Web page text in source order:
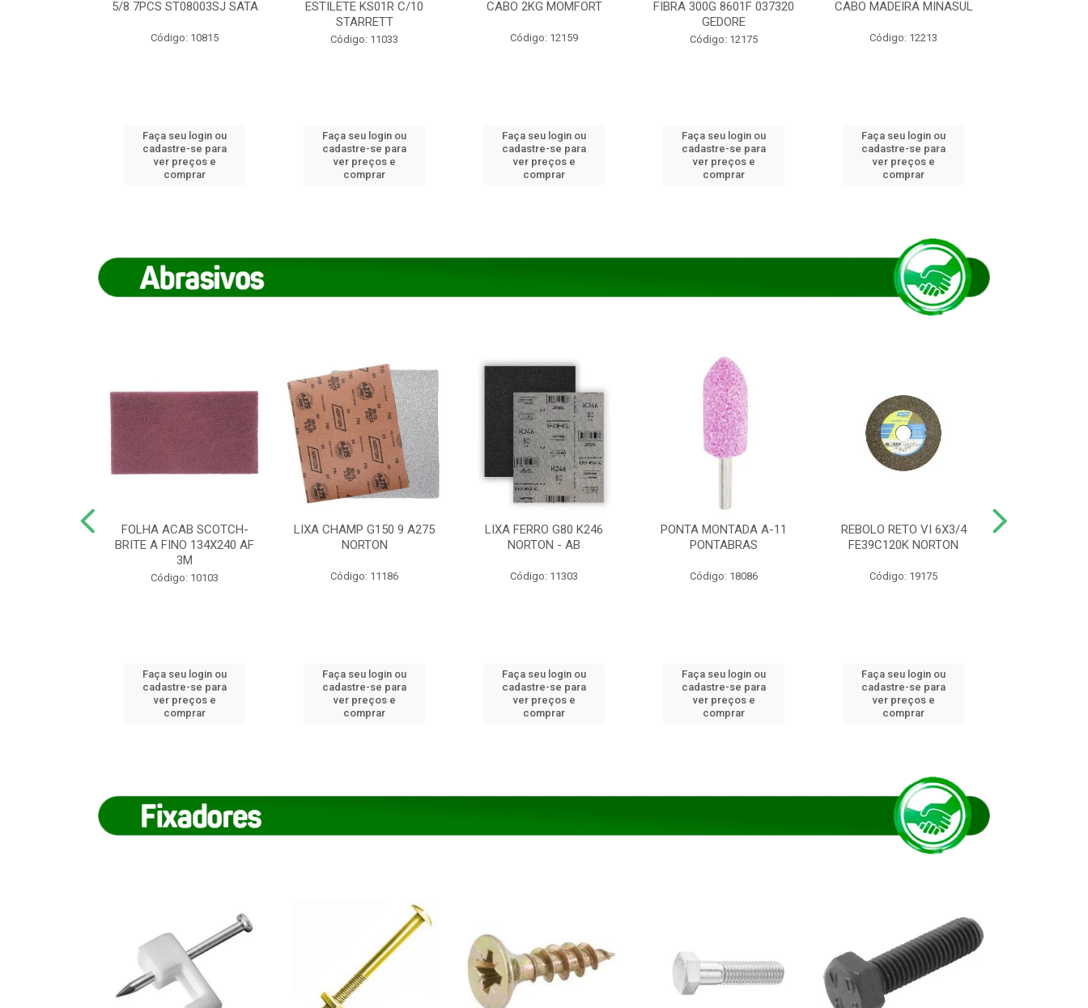
5/8 7PCS ST08003SJ SATA
Código: 10815
Faça seu login ou
cadastre-se para
ver preços e
comprar
ESTILETE KS01R C/10
STARRETT
Código: 11033
Faça seu login ou
cadastre-se para
ver preços e
comprar
CABO 2KG MOMFORT
Código: 12159
Faça seu login ou
cadastre-se para
ver preços e
comprar
FIBRA 300G 8601F 037320
GEDORE
Código: 12175
Faça seu login ou
cadastre-se para
ver preços e
comprar
CABO MADEIRA MINASUL
Código: 12213
Faça seu login ou
cadastre-se para
ver preços e
comprar
FOLHA ACAB SCOTCH-
BRITE A FINO 134X240 AF
3M
Código: 10103
Faça seu login ou
cadastre-se para
ver preços e
comprar
LIXA CHAMP G150 9 A275
NORTON
Código: 11186
Faça seu login ou
cadastre-se para
ver preços e
comprar
LIXA FERRO G80 K246
NORTON - AB
Código: 11303
Faça seu login ou
cadastre-se para
ver preços e
comprar
PONTA MONTADA A-11
PONTABRAS
Código: 18086
Faça seu login ou
cadastre-se para
ver preços e
comprar
REBOLO RETO VI 6X3/4
FE39C120K NORTON
Código: 19175
Faça seu login ou
cadastre-se para
ver preços e
comprar